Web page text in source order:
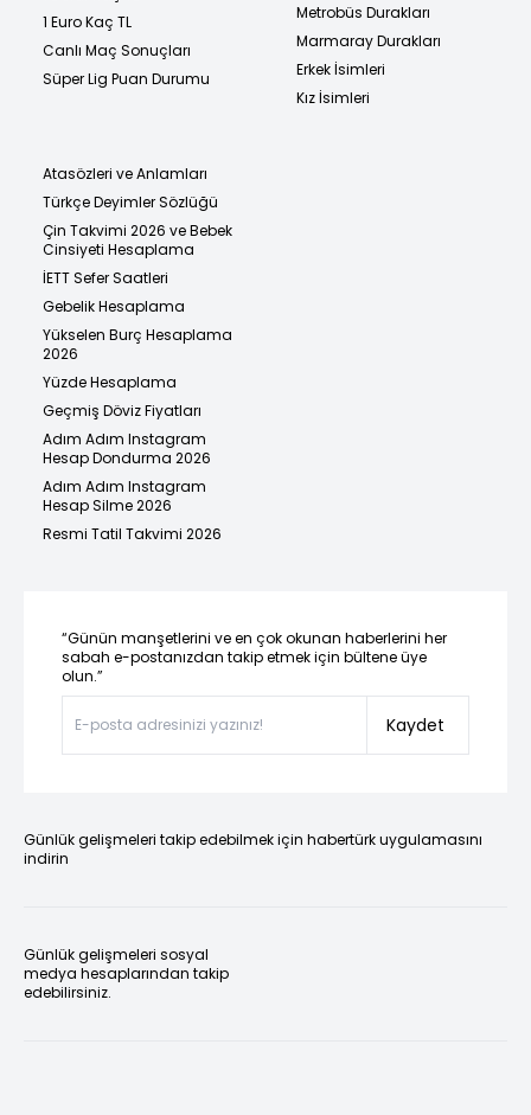
1 Euro Kaç TL
Canlı Maç Sonuçları
Süper Lig Puan Durumu
Metrobüs Durakları
Marmaray Durakları
Erkek İsimleri
Kız İsimleri
Atasözleri ve Anlamları
Türkçe Deyimler Sözlüğü
Çin Takvimi 2026 ve Bebek
Cinsiyeti Hesaplama
İETT Sefer Saatleri
Gebelik Hesaplama
Yükselen Burç Hesaplama
2026
Yüzde Hesaplama
Geçmiş Döviz Fiyatları
Adım Adım Instagram
Hesap Dondurma 2026
Adım Adım Instagram
Hesap Silme 2026
Resmi Tatil Takvimi 2026
“Günün manşetlerini ve en çok okunan haberlerini her
sabah e-postanızdan takip etmek için bültene üye
olun.”
Kaydet
Günlük gelişmeleri takip edebilmek için habertürk uygulamasını
indirin
Günlük gelişmeleri sosyal
medya hesaplarından takip
edebilirsiniz.